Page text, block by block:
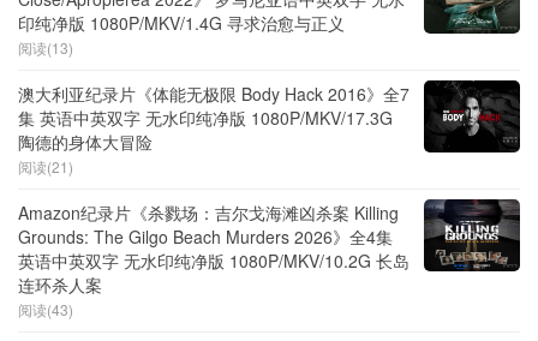
印纯净版 1080P/MKV/1.4G 寻求治愈与正义
阅读(13)
澳大利亚纪录片《体能无极限 Body Hack 2016》全7
集 英语中英双字 无水印纯净版 1080P/MKV/17.3G
陶德的身体大冒险
阅读(21)
Amazon纪录片《杀戮场：吉尔戈海滩凶杀案 Killing
Grounds: The Gilgo Beach Murders 2026》全4集
英语中英双字 无水印纯净版 1080P/MKV/10.2G 长岛
连环杀人案
阅读(43)